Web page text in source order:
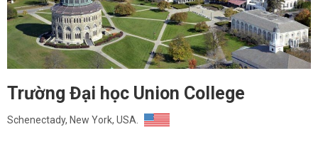
Trường Đại học Union College
Schenectady, New York, USA.